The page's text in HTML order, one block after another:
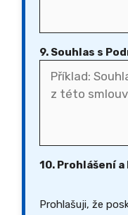
9. Souhlas s
10. Prohlášení
Prohlašuji, že